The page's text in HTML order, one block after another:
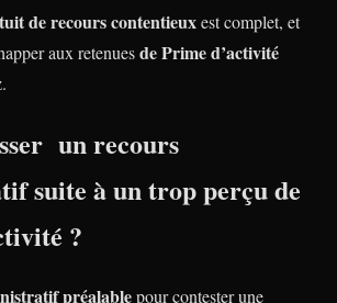
de recours contentieuxest complet, et
aux retenuesde Prime d’activité
un recours
suite à un trop perçude
?
préalablepour contester une